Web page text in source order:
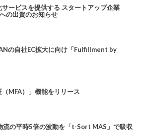
サービスを提供する スタートアップ企業
の出資のお知らせ
の自社EC拡大に向け「Fulfillment by
MFA）」機能をリリース
流の平時5倍の波動を「t-Sort MAS」で吸収